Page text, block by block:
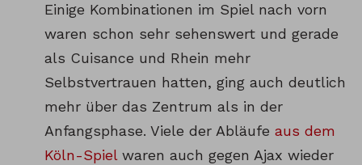
Einige Kombinationen im Spiel nach vorn
waren schon sehr sehenswert und gerade
als Cuisance und Rhein mehr
Selbstvertrauen hatten, ging auch deutlich
mehr über das Zentrum als in der
Anfangsphase. Viele der Abläufe aus dem
Köln-Spielwaren auch gegen Ajax wieder